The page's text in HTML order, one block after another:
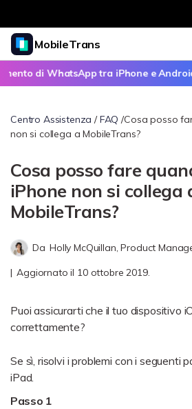
Prodotti in evidenza
Creatività digitale AIGC
Business
Soluzione
Chi siamo
Negozio
Supporto
MobileTrans
Prodotti
Desktop
Trasferisci
telefono, esegui il
WhatsApp e
computer e
Trasferimento
Trasferisci
telefono a
Esegui il backup
37% OFF
Prezzi per Mac
Guida utente
FAQ
Blog
Argomenti popolari
Gestione tra telefono e altro
Concorsi & Eventi
SCOPRI DI PIÙ
Download
di WhatsApp tra iPhone e
Centro Assistenza /FAQ /Cosa posso
non si collega a MobileTrans?
Cosa posso fare
iPhone non si collega
MobileTrans?
Da Holly McQuillan, Product
| Aggiornato il 10 ottobre 2019.
Puoi assicurarti che il tuo dispositivo
correttamente?
Se sì, risolvi i problemi con i seguenti
iPad.
Passo 1